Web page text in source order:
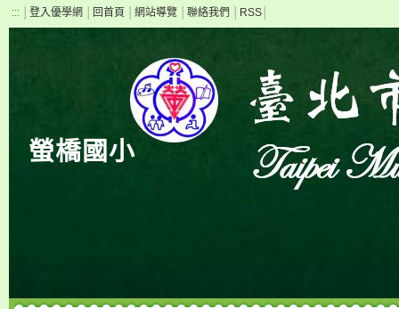
::: 登入優學網 回首頁 網站導覽 聯絡我們 RSS
螢橋國小